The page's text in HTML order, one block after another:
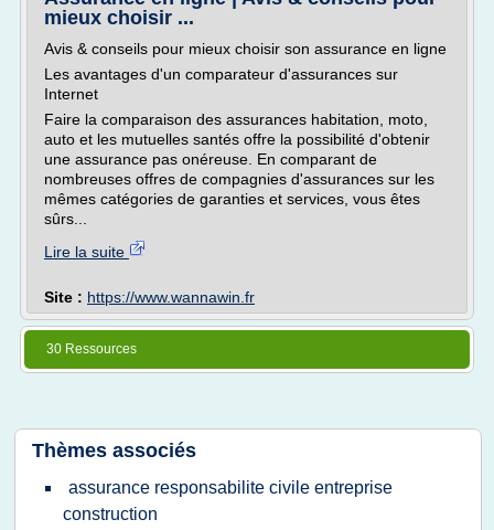
mieux choisir ...
Avis & conseils pour mieux choisir son assurance en ligne
Les avantages d'un comparateur d'assurances sur
Internet
Faire la comparaison des assurances habitation, moto,
auto et les mutuelles santés offre la possibilité d'obtenir
une assurance pas onéreuse. En comparant de
nombreuses offres de compagnies d'assurances sur les
mêmes catégories de garanties et services, vous êtes
sûrs...
Lire la suite
Site : https://www.wannawin.fr
30 Ressources
Thèmes associés
assurance responsabilite civile entreprise
construction